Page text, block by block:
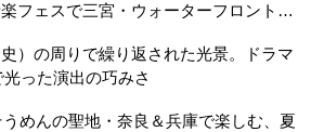
フェスで三宮・ウォーターフロントを
）の周りで繰り返された光景。ドラマ
光った演出の巧みさ
うめんの聖地・奈良＆兵庫で楽しむ、夏